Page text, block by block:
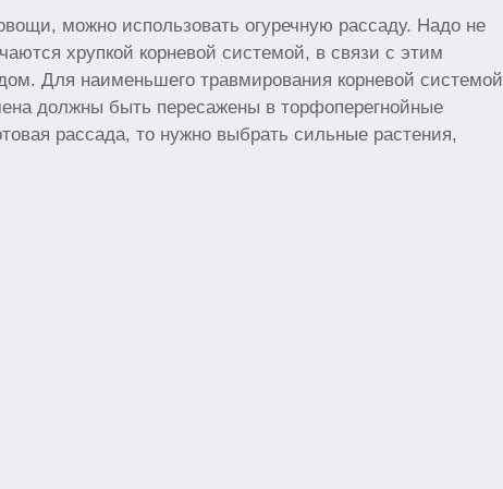
можно использовать огуречную рассаду. Надо не
хрупкой корневой системой, в связи с этим
Для наименьшего травмирования корневой системой
должны быть пересажены в торфоперегнойные
рассада, то нужно выбрать сильные растения,